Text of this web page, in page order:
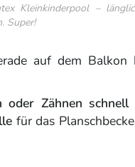
Kleinkinderpool –
Super!
auf dem Balkon
oder Zähnen schnell
für das